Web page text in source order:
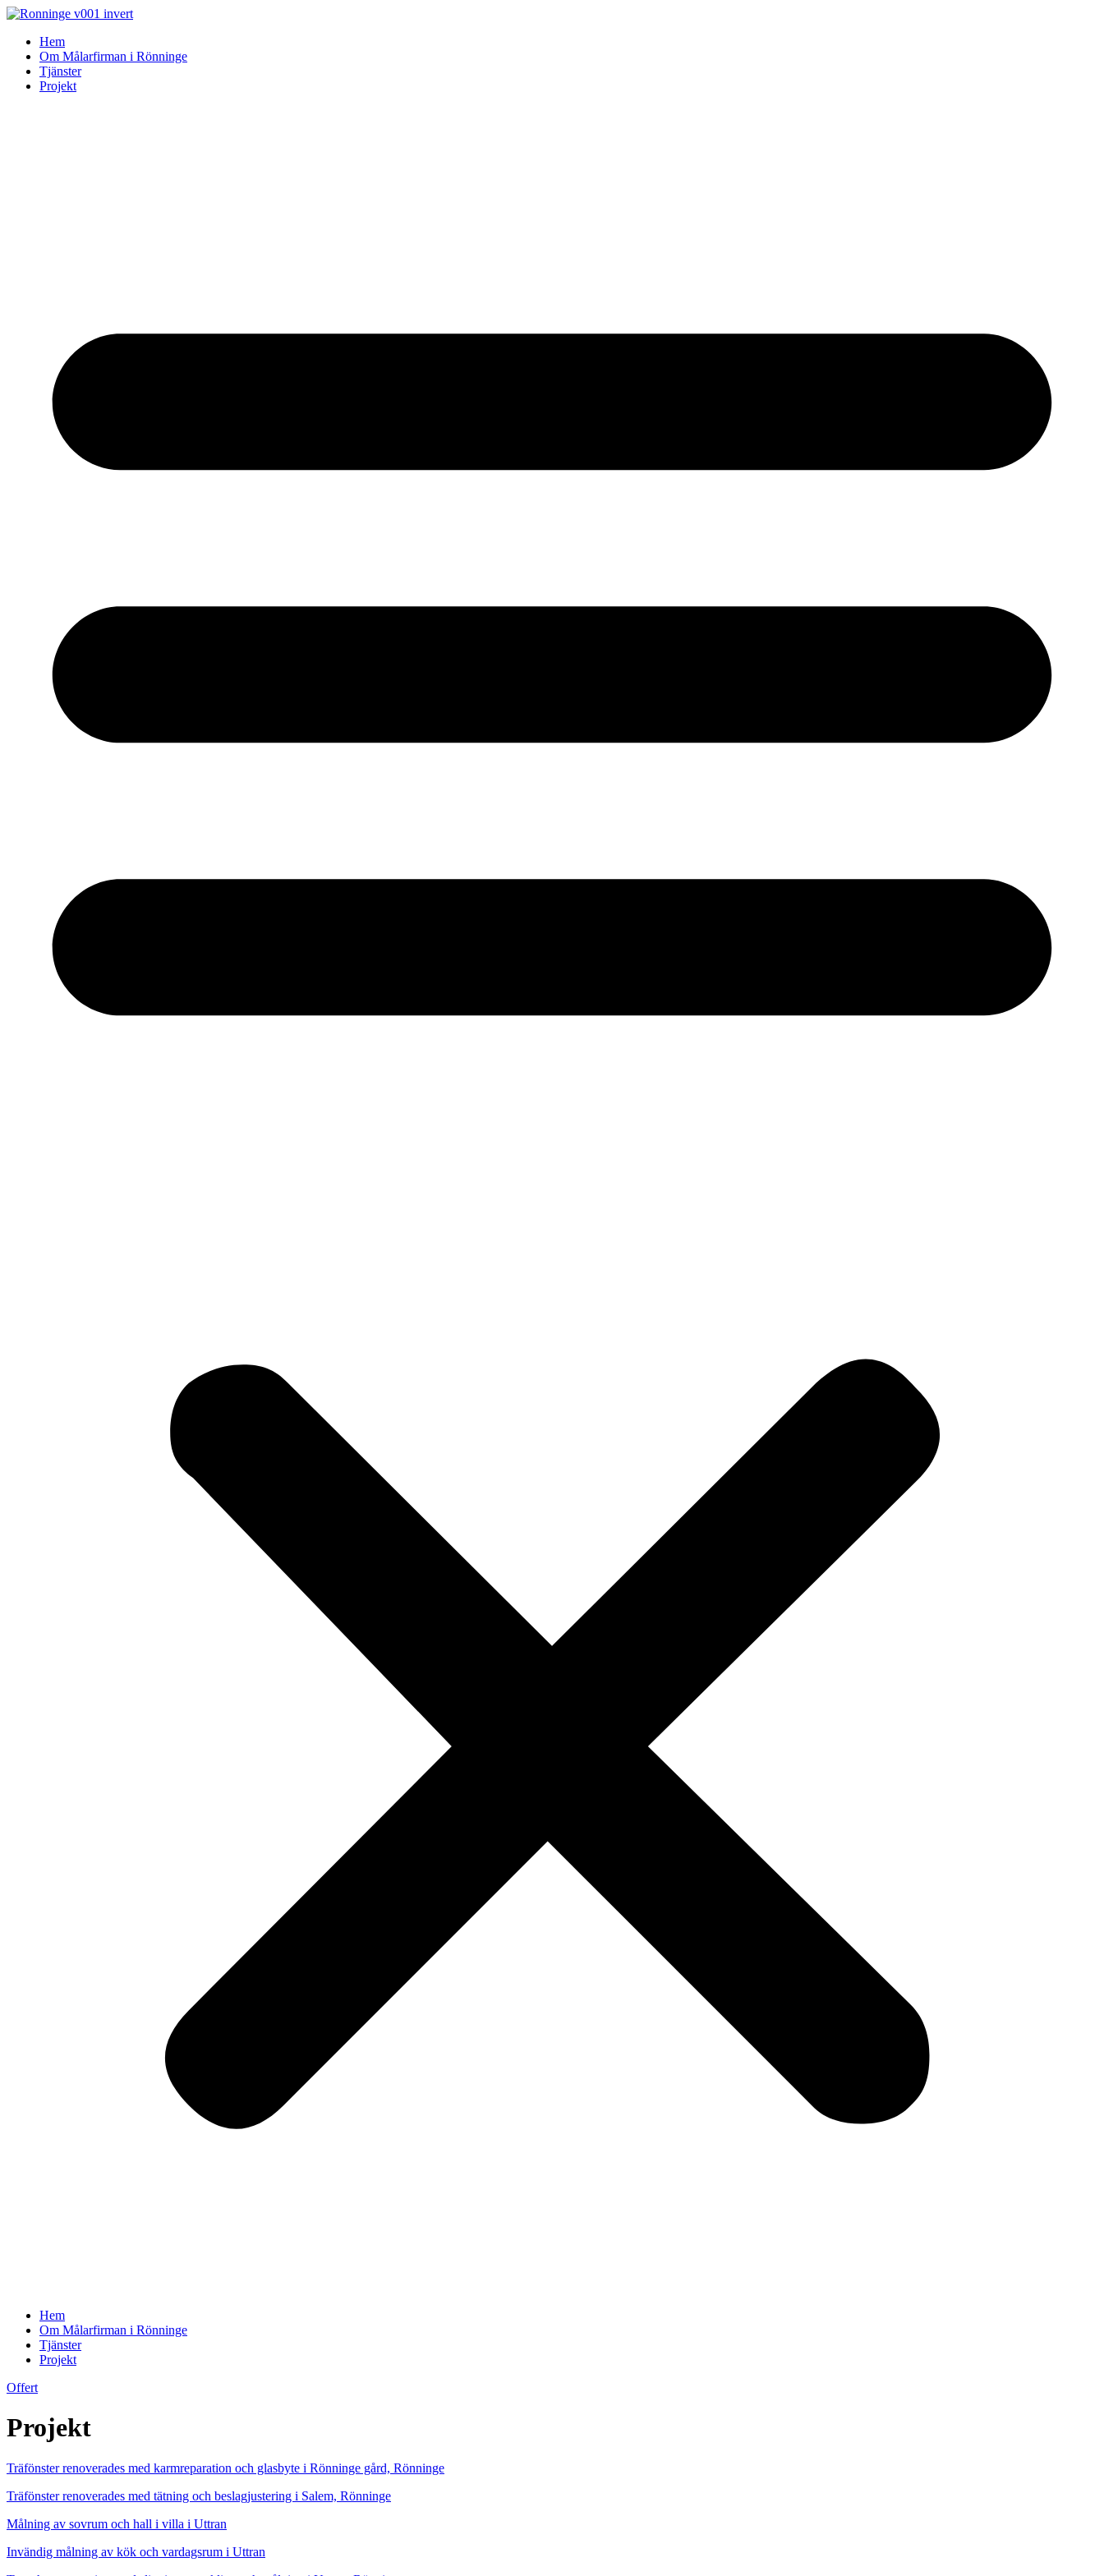
Skip
contentHem
Om Målarfirman i Rönninge
Tjänster
Projekt
Hem
Om Målarfirman i Rönninge
Tjänster
Projekt
Offert
Projekt
Träfönster renoverades med karmreparation och glasbyte i Rönninge gård, Rönninge
Träfönster renoverades med tätning och beslagjustering i Salem, Rönninge
Målning av sovrum och hall i villa i Uttran
Invändig målning av kök och vardagsrum i Uttran